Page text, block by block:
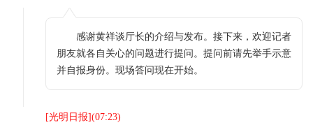
感谢黄祥谈厅长的介绍与发布。接下来，欢迎记者
朋友就各自关心的问题进行提问。提问前请先举手示意
并自报身份。现场答问现在开始。
[光明日报](07:23)